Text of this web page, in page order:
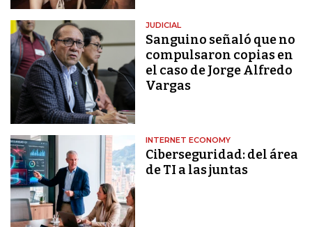
JUDICIAL
Sanguino señaló que no
compulsaron copias en
el caso de Jorge Alfredo
Vargas
INTERNET ECONOMY
Ciberseguridad: del área
de TI a las juntas